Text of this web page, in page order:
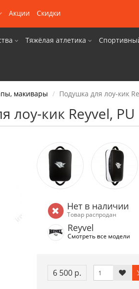
Акции Скидки
Тяжёлая атлетика
макивары Подушка для лоу-кик
лоу-кик Reyvel, PU
Нет в наличии
Товар распродан
Reyvel
Смотреть все модели
6 500 р.